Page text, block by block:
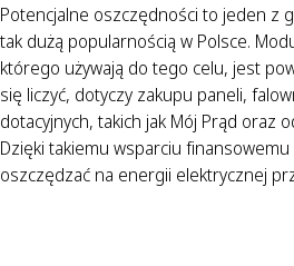
Potencjalne oszczędności to jeden z
tak dużą popularnością w Polsce.
którego używają do tego celu, jest
się liczyć, dotyczy zakupu paneli,
dotacyjnych, takich jak Mój Prąd oraz
Dzięki takiemu wsparciu
oszczędzać na energii elektrycznej